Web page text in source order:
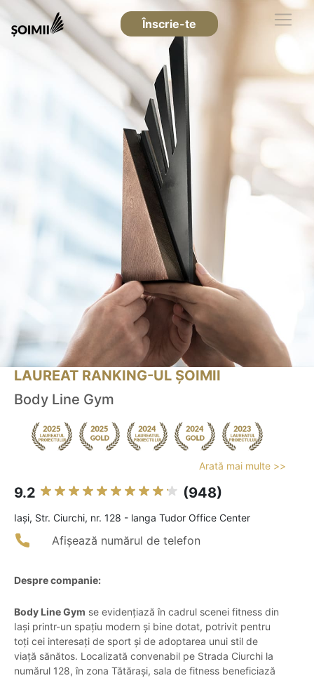
Înscrie-te
LAUREAT RANKING-UL ȘOIMII
Body Line Gym
Arată mai multe >>
9.2 (948)
Iaşi, Str. Ciurchi, nr. 128 - langa Tudor Office Center
Afișează numărul de telefon
Despre companie:
Body Line Gym se evidențiază în cadrul scenei fitness din
Iași printr-un spațiu modern și bine dotat, potrivit pentru
toți cei interesați de sport și de adoptarea unui stil de
viață sănătos. Localizată convenabil pe Strada Ciurchi la
numărul 128, în zona Tătărași, sala de fitness beneficiază